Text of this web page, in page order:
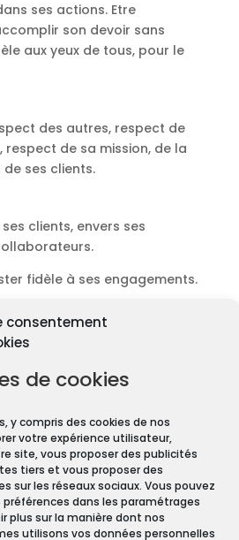
consentement
de cookies
y compris des cookies de nos
votre expérience utilisateur,
site, vous proposer des publicités
tiers et vous proposer des
sur les réseaux sociaux. Vous pouvez
dans les paramétrages
plus sur la manière dont nos
utilisons vos données personnelles
ses actions. Etre
son devoir sans
aux yeux de tous, pour le
des autres, respect de
respect de sa mission, de la
ses clients.
clients, envers ses
fidèle à ses engagements.
diagnostics
sont
?
immobiliers sont devenus
transaction immobilière.
ou louiez une maison
vous devez constituer un
Technique (DDT).